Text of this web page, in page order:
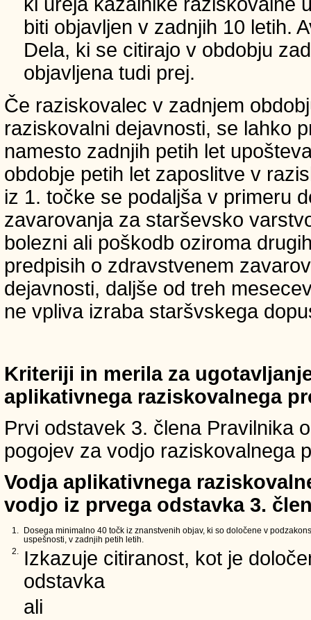
biti objavljen v zadnjih 10 letih.
Dela, ki se citirajo v obdobju
objavljena tudi prej.
Če raziskovalec v zadnjem
raziskovalni dejavnosti, se lahko
namesto zadnjih petih let
obdobje petih let zaposlitve v
iz 1. točke se podaljša v primeru
zavarovanja za starševsko
bolezni ali poškodb oziroma
predpisih o zdravstvenem
dejavnosti, daljše od treh
ne vpliva izraba staršvskega
Kriteriji in merila za
aplikativnega raziskovalnega
Prvi odstavek 3. člena Pravilnika
pogojev za vodjo raziskovalnega
Vodja aplikativnega
vodjo iz prvega odstavka 3.
1.
Dosega minimalno 40 točk iz znanstvenih objav, ki so določene v
uspešnosti, v zadnjih petih letih.
2.
Izkazuje citiranost, kot je
odstavka
ali